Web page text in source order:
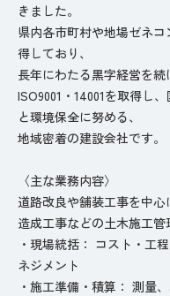
きました。
県内各市町村や地場ゼネ
得しており、
長年にわたる黒字経営を続
ISO9001・14001を取得し
と環境保全に努める、
地域密着の建設会社です。️
〈主な業務内容〉
道路改良や舗装工事を中心
造成工事などの土木施工管
・現場統括： コスト・工
ネジメント
・施工準備・積算： 測量